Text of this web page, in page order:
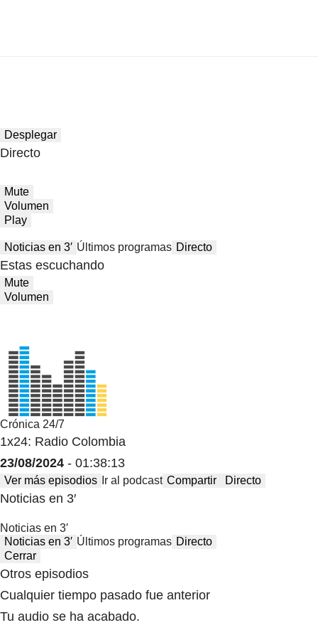
Desplegar
Directo
Mute
Volumen
Play
Noticias en 3′ Últimos programas Directo
Estas escuchando
Mute
Volumen
Crónica 24/7
1x24: Radio Colombia
23/08/2024 - 01:38:13
Ver más episodios Ir al podcast Compartir Directo
Noticias en 3′
Noticias en 3′
Noticias en 3′ Últimos programas Directo
Cerrar
Otros episodios
Cualquier tiempo pasado fue anterior
Tu audio se ha acabado.